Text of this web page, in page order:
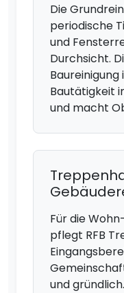
Die
periodische
und
Durchsicht.
Bautätigkeit
und macht
Für die
pflegt RFB
und gründlich.